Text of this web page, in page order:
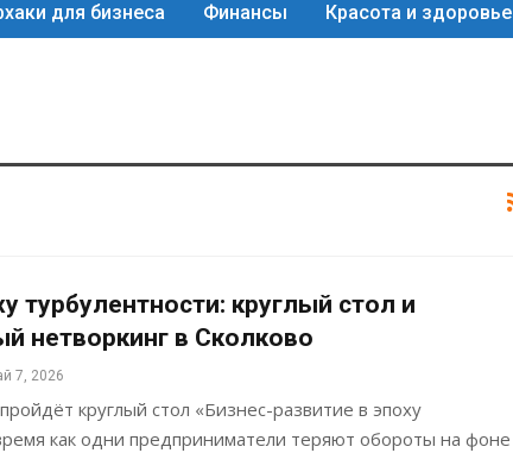
для бизнеса Финансы Красота и здоровье
турбулентности: круглый стол и
нетворкинг в Сколково
7, 2026
круглый стол «Бизнес-развитие в эпоху
как одни предприниматели теряют обороты на фоне